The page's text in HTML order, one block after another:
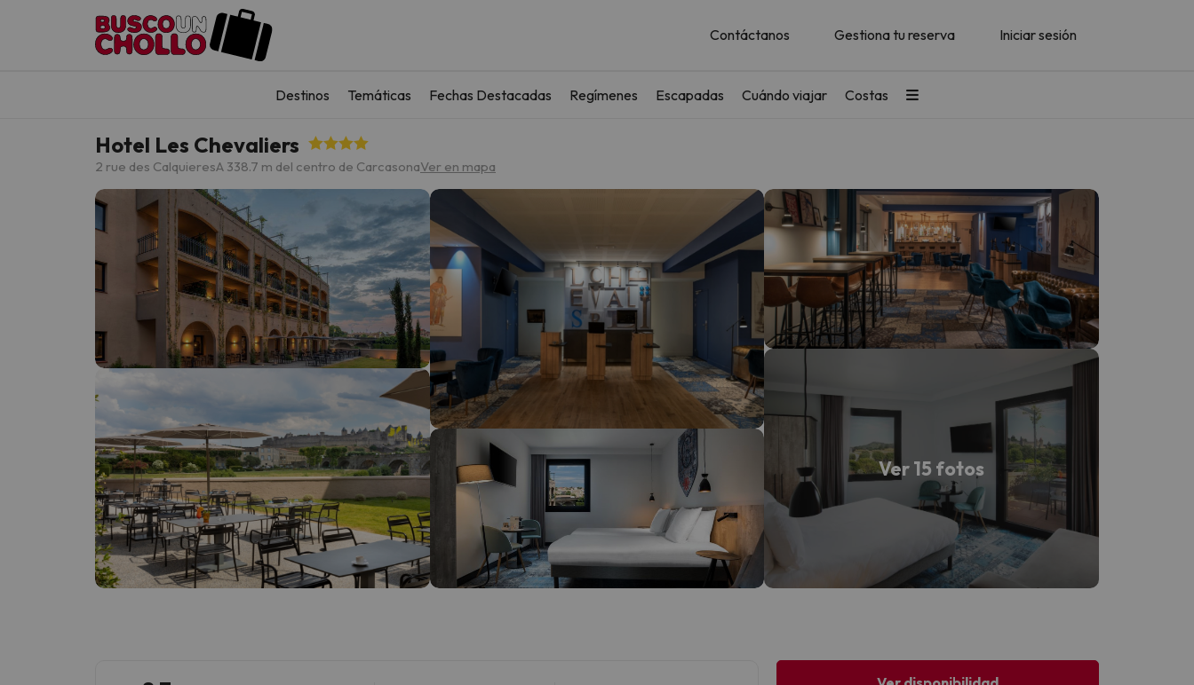
Contáctanos Gestiona tu reserva Iniciar sesión
Destinos Temáticas Fechas Destacadas Regímenes Escapadas Cuándo viajar Costas
Hotel Les Chevaliers
2 rue des CalquieresA 338.7 m del centro de CarcasonaVer en mapa
Ver 15 fotos